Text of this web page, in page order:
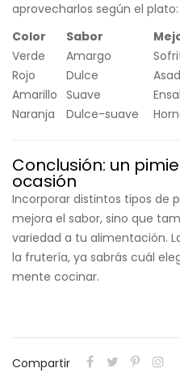
aprovecharlos según el plato:
Color
Sabor
Verde
Amargo
Rojo
Dulce
Amarillo Suave
Naranja
Dulce-suave
Conclusión: un
ocasión
Incorporar distintos tipos de
mejora el sabor, sino que
variedad a tu alimentación.
la frutería, ya sabrás cuál
mente cocinar.
Compartir